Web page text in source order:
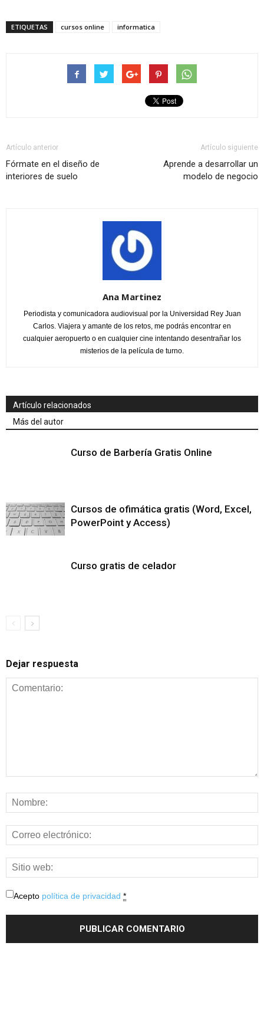
ETIQUETAS cursos online informatica
Artículo anterior
Fórmate en el diseño de
interiores de suelo
Artículo siguiente
Aprende a desarrollar un
modelo de negocio
Ana Martinez
Periodista y comunicadora audiovisual por la Universidad Rey Juan
Carlos. Viajera y amante de los retos, me podrás encontrar en
cualquier aeropuerto o en cualquier cine intentando desentrañar los
misterios de la película de turno.
Artículo relacionados
Más del autor
Curso de Barbería Gratis Online
Cursos de ofimática gratis (Word, Excel,
PowerPoint y Access)
Curso gratis de celador
Dejar respuesta
Acepto política de privacidad *